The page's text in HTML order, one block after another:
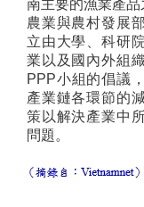
南主要的漁業產品
農業與農村發展
立由大學、科研
業以及國內外組
PPP小組的倡議
產業鏈各環節的
策以解決產業中
問題。